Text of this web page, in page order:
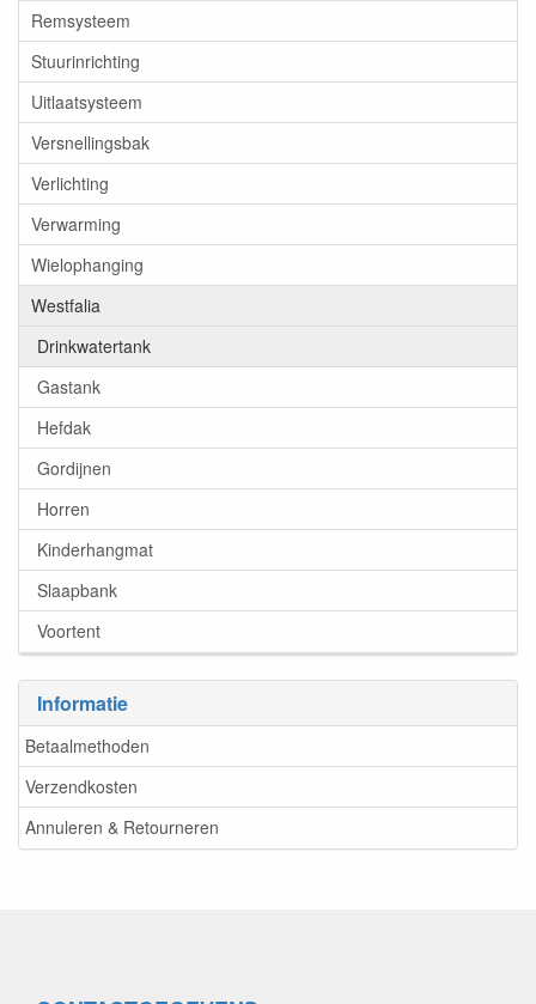
Remsysteem
Stuurinrichting
Uitlaatsysteem
Versnellingsbak
Verlichting
Verwarming
Wielophanging
Westfalia
Drinkwatertank
Gastank
Hefdak
Gordijnen
Horren
Kinderhangmat
Slaapbank
Voortent
Informatie
Betaalmethoden
Verzendkosten
Annuleren & Retourneren